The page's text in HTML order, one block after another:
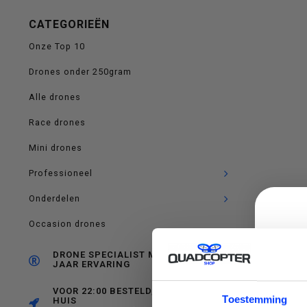
Toestemming
om
CATEGORIEËN
Onze Top 10
Drones onder 250gram
Alle drones
Race drones
Mini drones
Professioneel
Onderdelen
Occasion drones
DRONE SPECIALIST MET RUIM 10
JAAR ERVARING
VOOR 22:00 BESTELD, MORGEN IN
HUIS